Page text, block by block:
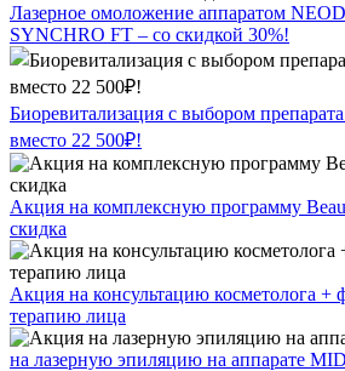
Лазерное омоложение аппаратом
SYNCHRO FT – со скидкой 30%!
Биоревитализация с выбором
вместо 22 500₽!
Акция на комплексную программу
скидка
Акция на консультацию косметолога +
терапию лица
на лазерную эпиляцию на аппарате